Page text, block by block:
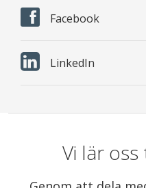
Facebook
LinkedIn
Vi lär